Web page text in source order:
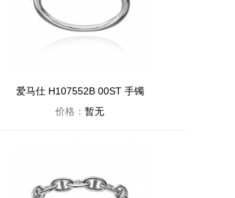
爱马仕 H107552B 00ST 手镯
价格： 暂无